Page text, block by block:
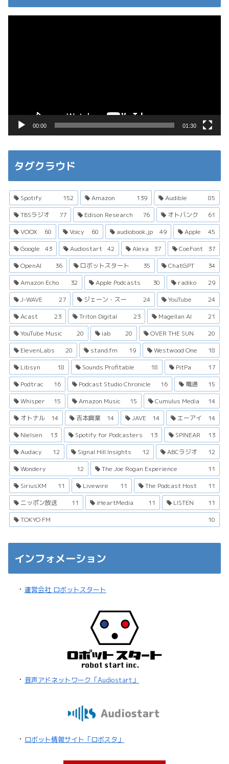
00:00 01:30
タグクラウド
Spotify 152 Amazon 139 Audible
85
TBSラジオ
77 Edison Research 76 オトバンク
61
VOOX
60 Voicy 60 audiobook.jp 49 Apple
45
Google
43 Audiostart 42 Alexa 37 CoeFont
37
OpenAI
36 ロボットスタート 35 ChatGPT
34
Amazon Echo
32 Apple Podcasts 30 radiko
29
J-WAVE
27 ジェーン・スー 24 YouTube
24
Acast
23 Triton Digital 23 Magellan AI
21
YouTube Music
20 iab 20 OVER THE SUN
20
ElevenLabs
20 stand.fm 19 Westwood One
18
Libsyn
18 Sounds Profitable 18 PitPa
17
Podtrac
16 Podcast Studio Chronicle 16 電通
15
Whisper
15 Amazon Music 15 Cumulus Media
14
オトナル
14 吉本興業 14 JAVE 14 エーアイ
14
Nielsen
13 Spotify for Podcasters 13 SPINEAR
13
Audacy
12 Signal Hill Insights 12 ABCラジオ
12
Wondery
12 The Joe Rogan Experience
11
SiriusXM
11 Livewire 11 The Podcast Host
11
ニッポン放送
11 iHeartMedia 11 LISTEN
11
TOKYO FM
10
インフォメーション
・ 運営会社 ロボットスタート
・ 音声アドネットワーク「Audiostart」
・ ロボット情報サイト「ロボスタ」